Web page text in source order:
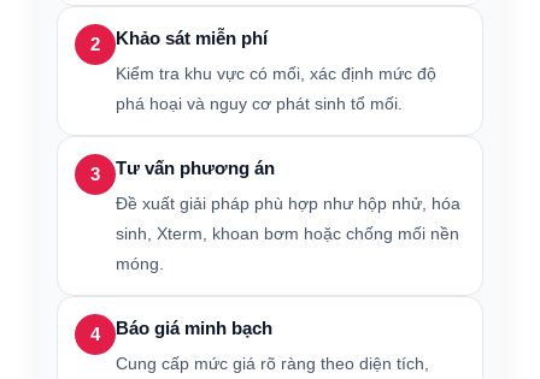
2 Khảo sát miễn phí
Kiểm tra khu vực có mối, xác định mức độ
phá hoại và nguy cơ phát sinh tổ mối.
3 Tư vấn phương án
Đề xuất giải pháp phù hợp như hộp nhử, hóa
sinh, Xterm, khoan bơm hoặc chống mối nền
móng.
4 Báo giá minh bạch
Cung cấp mức giá rõ ràng theo diện tích,